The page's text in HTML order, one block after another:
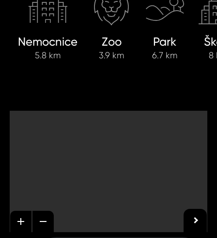
Nemocnice
5.8 km
Zoo
3.9 km
Park
6.7 km 8